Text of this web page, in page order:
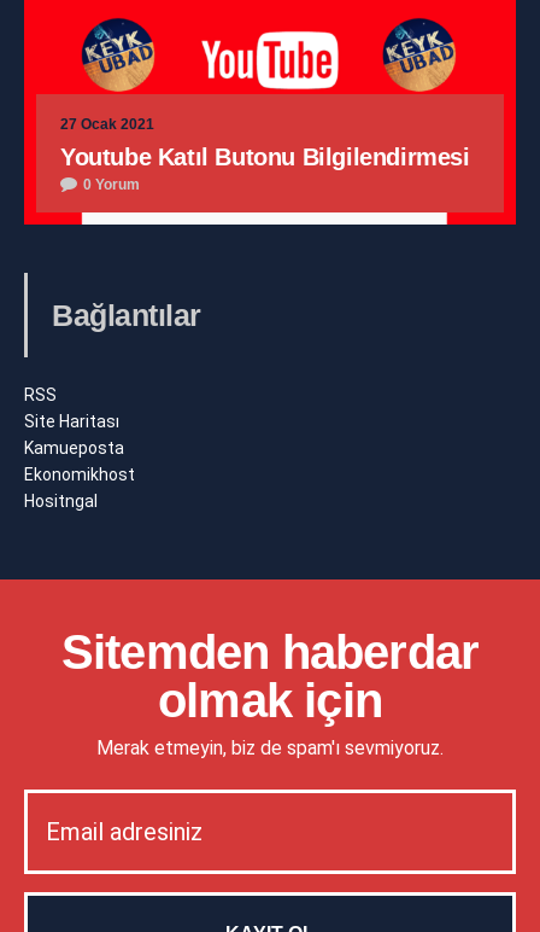
27 Ocak 2021
Youtube Katıl Butonu Bilgilendirmesi
0 Yorum
Bağlantılar
RSS
Site Haritası
Kamueposta
Ekonomikhost
Hositngal
Sitemden haberdar
olmak için
Merak etmeyin, biz de spam'ı sevmiyoruz.